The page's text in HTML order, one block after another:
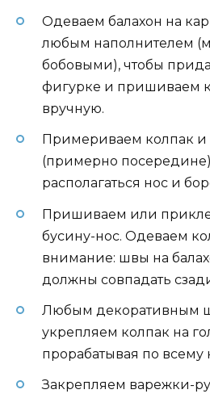
Одеваем балахон на
любым наполнителем
бобовыми), чтобы
фигурке и пришиваем
вручную.
Примериваем колпак и
(примерно
располагаться нос и
Пришиваем или
бусину-нос. Одеваем
внимание: швы на
должны совпадать
Любым декоративным
укрепляем колпак на
прорабатывая по всему
Закрепляем варежки-